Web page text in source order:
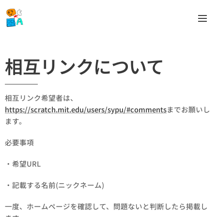
相互リンクについて
相互リンク希望者は、
https://scratch.mit.edu/users/sypu/#commentsまでお願いし
ます。
必要事項
・希望URL
・記載する名前(ニックネーム)
一度、ホームページを確認して、問題ないと判断したら掲載し